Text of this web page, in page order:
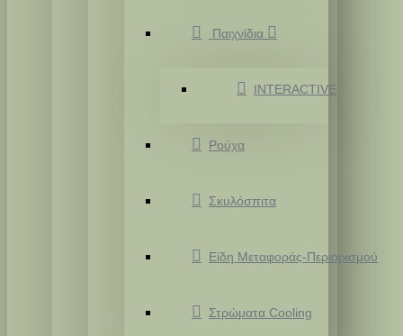
Παιχνίδια
INTERACTIVE
Ρούχα
Σκυλόσπιτα
Είδη Μεταφοράς-Περιορισμού
Στρώματα Cooling